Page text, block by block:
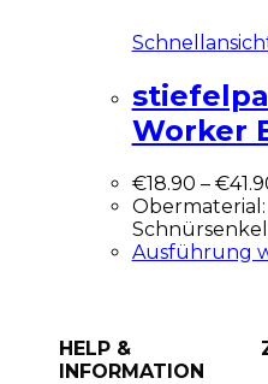
Worker
€18.90 – €
Schnürsenkel
Ausführung
HELP &
INFORMATION